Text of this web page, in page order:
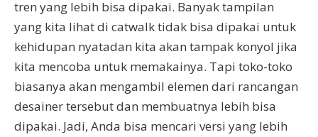
tren yang lebih bisa dipakai. Banyak tampilan
yang kita lihat di catwalk tidak bisa dipakai untuk
kehidupan nyatadan kita akan tampak konyol jika
kita mencoba untuk memakainya. Tapi toko-toko
biasanya akan mengambil elemen dari rancangan
desainer tersebut dan membuatnya lebih bisa
dipakai. Jadi, Anda bisa mencari versi yang lebih